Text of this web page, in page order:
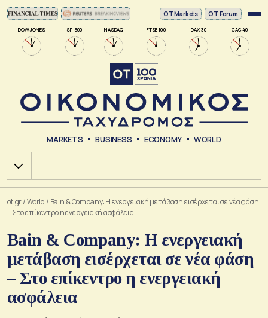
DOW JONES SP 500 NASDAQ FTSE 100 DAX 30 CAC 40
ΟΤ Markets OT Forum
MARKETS BUSINESS ECONOMY WORLD
Χ.Α.
ot.gr/World / Bain & Company: Η ενεργειακή μετάβαση εισέρχεται σε νέα φάση
– Στο επίκεντρο η ενεργειακή ασφάλεια
Bain & Company: Η ενεργειακή
μετάβαση εισέρχεται σε νέα φάση
– Στο επίκεντρο η ενεργειακή
ασφάλεια